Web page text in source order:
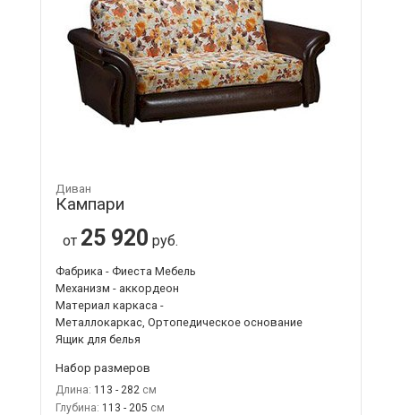
Диван
Кампари
от 25 920 руб.
Фабрика - Фиеста Мебель
Механизм - аккордеон
Материал каркаса -
Металлокаркас, Ортопедическое основание
Ящик для белья
Набор размеров
Длина: 113 - 282
Глубина: 113 - 205